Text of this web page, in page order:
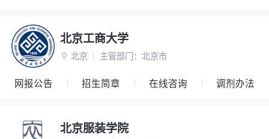
北京工商大学
 北京 主管部门： 北京市
网报公告 招生简章 在线咨询 调剂办法
北京服装学院